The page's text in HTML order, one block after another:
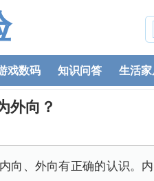
戏数码 知识问答 生活家
外向？
向、外向有正确的认识。